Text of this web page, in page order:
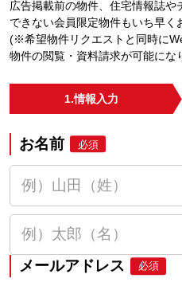
広告掲載前の物件、住宅情報誌
できない会員限定物件もいち早く
(※希望物件リクエストと同時に
物件の閲覧・資料請求が可能にな
1.情報入力
お名前 必須
メールアドレス 必須